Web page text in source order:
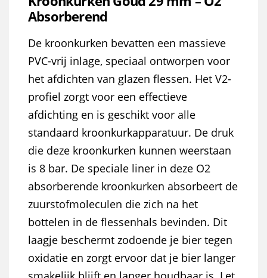
Absorberend
De kroonkurken bevatten een massieve
PVC-vrij inlage, speciaal ontworpen voor
het afdichten van glazen flessen. Het V2-
profiel zorgt voor een effectieve
afdichting en is geschikt voor alle
standaard kroonkurkapparatuur. De druk
die deze kroonkurken kunnen weerstaan
is 8 bar. De speciale liner in deze O2
absorberende kroonkurken absorbeert de
zuurstofmoleculen die zich na het
bottelen in de flessenhals bevinden. Dit
laagje beschermt zodoende je bier tegen
oxidatie en zorgt ervoor dat je bier langer